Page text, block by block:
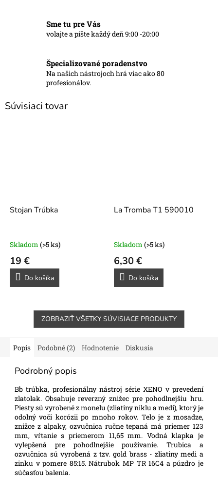
Sme tu pre Vás
volajte a píšte každý deň 9:00 -20:00
Špecializované poradenstvo
Na našich nástrojoch hrá viac ako 80
profesionálov.
Súvisiaci tovar
Stojan Trúbka
Skladom (>5 ks)
19 €
Do košíka
La Tromba T1 590010
Skladom (>5 ks)
6,30 €
Do košíka
ZOBRAZIŤ VŠETKY SÚVISIACE PRODUKTY
Popis Podobné (2) Hodnotenie Diskusia
Podrobný popis
Bb trúbka, profesionálny nástroj série XENO v prevedení
zlatolak. Obsahuje reverzný znižec pre pohodlnejšiu hru.
Piesty sú vyrobené z monelu (zliatiny niklu a medi), ktorý je
odolný voči korózii po mnoho rokov. Telo je z mosadze,
znižce z alpaky, ozvučnica ručne tepaná má priemer 123
mm, vŕtanie s priemerom 11,65 mm. Vodná klapka je
vylepšená pre pohodlnejšie používanie. Trubica a
ozvučnica sú vyrobená z tzv. gold brass - zliatiny medi a
zinku v pomere 85:15. Nátrubok MP TR 16C4 a púzdro je
súčasťou balenia.